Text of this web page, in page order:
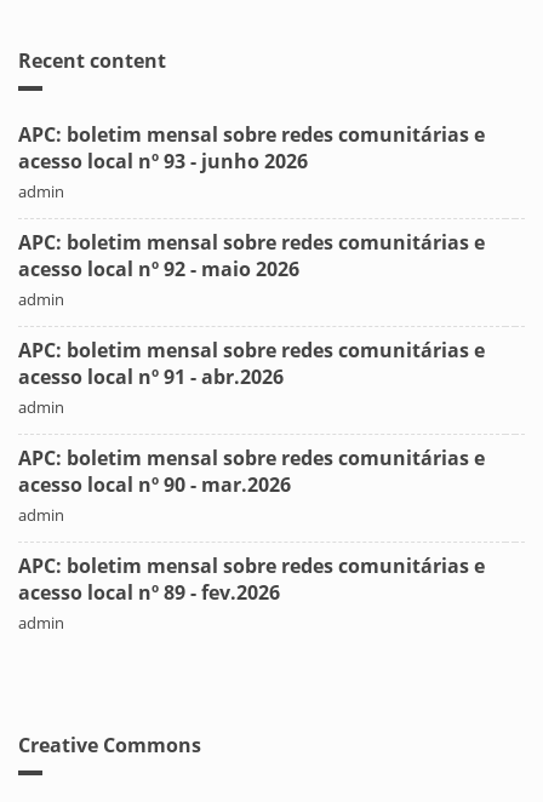
Recent content
APC: boletim mensal sobre redes comunitárias e
acesso local nº 93 - junho 2026
admin
APC: boletim mensal sobre redes comunitárias e
acesso local nº 92 - maio 2026
admin
APC: boletim mensal sobre redes comunitárias e
acesso local nº 91 - abr.2026
admin
APC: boletim mensal sobre redes comunitárias e
acesso local nº 90 - mar.2026
admin
APC: boletim mensal sobre redes comunitárias e
acesso local nº 89 - fev.2026
admin
Creative Commons